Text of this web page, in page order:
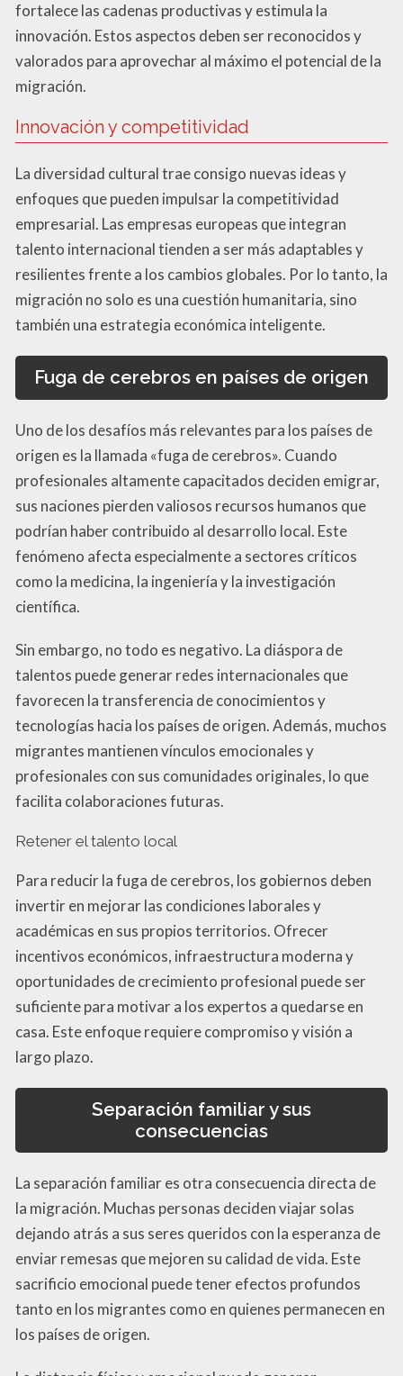
fortalece las cadenas productivas y estimula la
innovación. Estos aspectos deben ser reconocidos y
valorados para aprovechar al máximo el potencial de la
migración.
Innovación y competitividad
La diversidad cultural trae consigo nuevas ideas y
enfoques que pueden impulsar la competitividad
empresarial. Las empresas europeas que integran
talento internacional tienden a ser más adaptables y
resilientes frente a los cambios globales. Por lo tanto, la
migración no solo es una cuestión humanitaria, sino
también una estrategia económica inteligente.
Fuga de cerebros en países de origen
Uno de los desafíos más relevantes para los países de
origen es la llamada «fuga de cerebros». Cuando
profesionales altamente capacitados deciden emigrar,
sus naciones pierden valiosos recursos humanos que
podrían haber contribuido al desarrollo local. Este
fenómeno afecta especialmente a sectores críticos
como la medicina, la ingeniería y la investigación
científica.
Sin embargo, no todo es negativo. La diáspora de
talentos puede generar redes internacionales que
favorecen la transferencia de conocimientos y
tecnologías hacia los países de origen. Además, muchos
migrantes mantienen vínculos emocionales y
profesionales con sus comunidades originales, lo que
facilita colaboraciones futuras.
Retener el talento local
Para reducir la fuga de cerebros, los gobiernos deben
invertir en mejorar las condiciones laborales y
académicas en sus propios territorios. Ofrecer
incentivos económicos, infraestructura moderna y
oportunidades de crecimiento profesional puede ser
suficiente para motivar a los expertos a quedarse en
casa. Este enfoque requiere compromiso y visión a
largo plazo.
Separación familiar y sus
consecuencias
La separación familiar es otra consecuencia directa de
la migración. Muchas personas deciden viajar solas
dejando atrás a sus seres queridos con la esperanza de
enviar remesas que mejoren su calidad de vida. Este
sacrificio emocional puede tener efectos profundos
tanto en los migrantes como en quienes permanecen en
los países de origen.